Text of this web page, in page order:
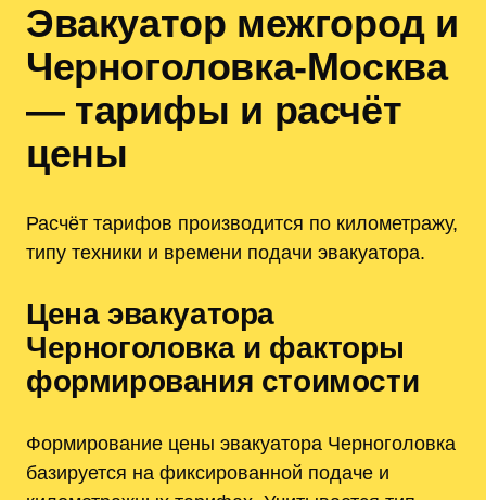
Эвакуатор межгород и
Черноголовка-Москва
— тарифы и расчёт
цены
Расчёт тарифов производится по километражу,
типу техники и времени подачи эвакуатора.
Цена эвакуатора
Черноголовка и факторы
формирования стоимости
Формирование цены эвакуатора Черноголовка
базируется на фиксированной подаче и